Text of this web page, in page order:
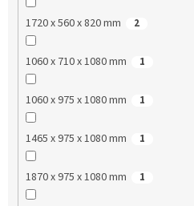
1720 x 560 x 820 mm 2
1060 x 710 x 1080 mm 1
1060 x 975 x 1080 mm 1
1465 x 975 x 1080 mm 1
1870 x 975 x 1080 mm 1